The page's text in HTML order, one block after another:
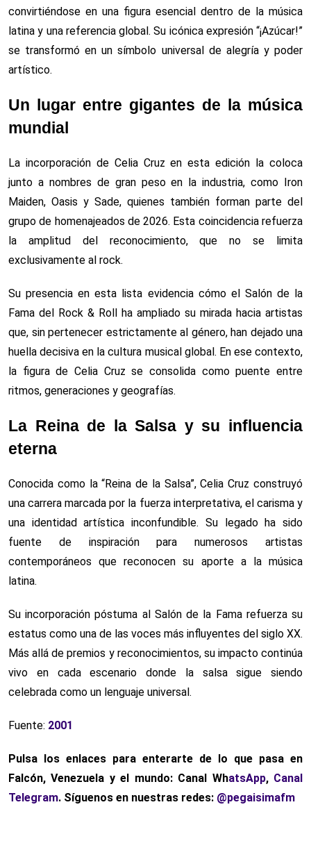
convirtiéndose en una figura esencial dentro de la música
latina y una referencia global. Su icónica expresión “¡Azúcar!”
se transformó en un símbolo universal de alegría y poder
artístico.
Un lugar entre gigantes de la música
mundial
La incorporación de Celia Cruz en esta edición la coloca
junto a nombres de gran peso en la industria, como Iron
Maiden, Oasis y Sade, quienes también forman parte del
grupo de homenajeados de 2026. Esta coincidencia refuerza
la amplitud del reconocimiento, que no se limita
exclusivamente al rock.
Su presencia en esta lista evidencia cómo el Salón de la
Fama del Rock & Roll ha ampliado su mirada hacia artistas
que, sin pertenecer estrictamente al género, han dejado una
huella decisiva en la cultura musical global. En ese contexto,
la figura de Celia Cruz se consolida como puente entre
ritmos, generaciones y geografías.
La Reina de la Salsa y su influencia
eterna
Conocida como la “Reina de la Salsa”, Celia Cruz construyó
una carrera marcada por la fuerza interpretativa, el carisma y
una identidad artística inconfundible. Su legado ha sido
fuente de inspiración para numerosos artistas
contemporáneos que reconocen su aporte a la música
latina.
Su incorporación póstuma al Salón de la Fama refuerza su
estatus como una de las voces más influyentes del siglo XX.
Más allá de premios y reconocimientos, su impacto continúa
vivo en cada escenario donde la salsa sigue siendo
celebrada como un lenguaje universal.
Fuente: 2001
Pulsa los enlaces para enterarte de lo que pasa en
Falcón, Venezuela y el mundo: Canal WhatsApp, Canal
Telegram. Síguenos en nuestras redes: @pegaisimafm